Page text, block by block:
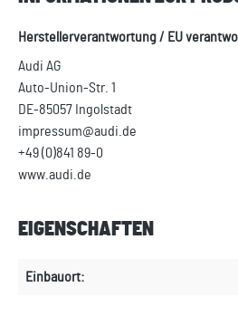
Herstellerverantwortung / EU
Audi AG
Auto-Union-Str. 1
DE-85057 Ingolstadt
impressum@audi.de
+49 (0)841 89-0
www.audi.de
EIGENSCHAFTEN
Einbauort: